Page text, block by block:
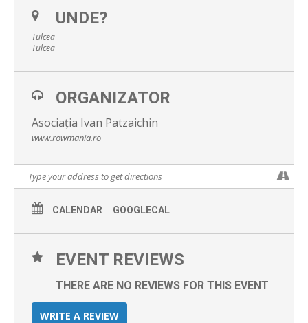
UNDE?
Tulcea
Tulcea
ORGANIZATOR
Asociația Ivan Patzaichin
www.rowmania.ro
CALENDAR GOOGLECAL
EVENT REVIEWS
THERE ARE NO REVIEWS FOR THIS EVENT
WRITE A REVIEW